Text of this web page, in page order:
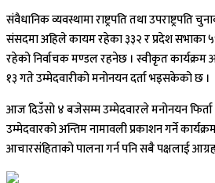
संवैधानिक व्यवस्थामा राष्ट्रपति तथा उपराष्ट्रपति
संसदमा अहिले कायम रहेका ३३२ र प्रदेश सभाका
रहेको निर्वाचक मण्डल रहनेछ । स्वीकृत कार्यक्रम
१३ गते उम्मेदवारीको मनोनयन दर्ता भइसकेको छ ।
आज दिउँसो ४ बजेसम्म उम्मेदवारले मनोनयन
उम्मेदवारको अन्तिम नामावली प्रकाशन गर्ने
आचारसंहिताको पालना गर्न पनि सबै पक्षलाई